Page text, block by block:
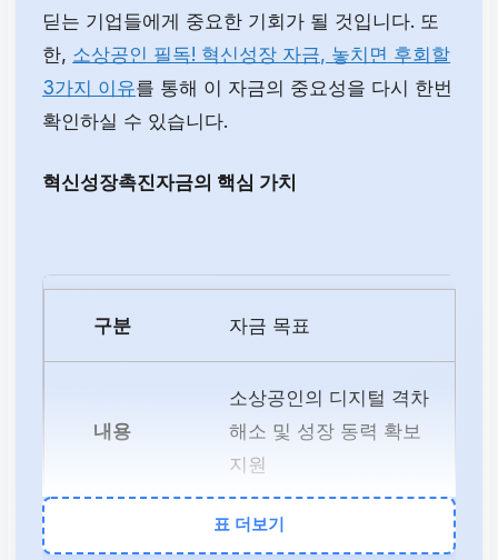
딛는 기업들에게 중요한 기회가 될 것입니다. 또
한, 소상공인 필독! 혁신성장 자금, 놓치면 후회할
3가지 이유를 통해 이 자금의 중요성을 다시 한번
확인하실 수 있습니다.
혁신성장촉진자금의 핵심 가치
자금 목표
소상공인의 디지털 격차
해소 및 성장 동력 확보
지원
주요 대상
표 더보기